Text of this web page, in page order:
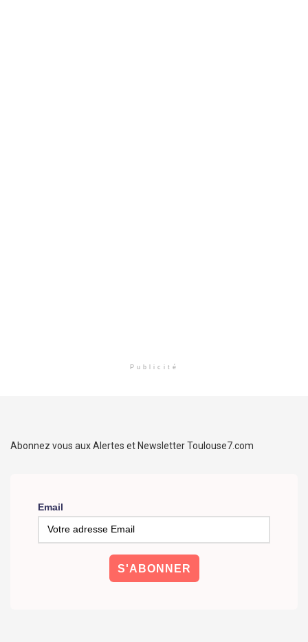
Publicité
Abonnez vous aux Alertes et Newsletter Toulouse7.com
Email